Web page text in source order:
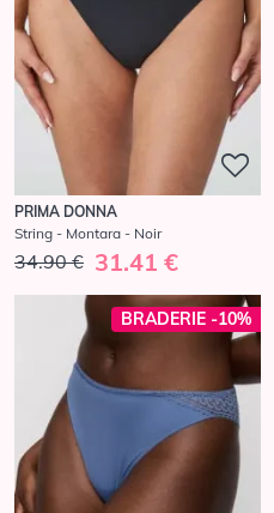
PRIMA DONNA
String - Montara - Noir
34.90 € 31.41 €
BRADERIE -10%